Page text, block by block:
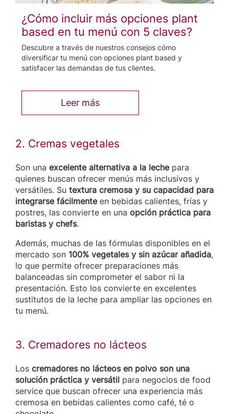
¿Cómo incluir más opciones plant
based en tu menú con 5 claves?
Descubre a través de nuestros consejos cómo
diversificar tu menú con opciones plant based y
satisfacer las demandas de tus clientes.
Leer más
2. Cremas vegetales
Son una excelente alternativa a la lechepara
quienes buscan ofrecer menús más inclusivos y
versátiles. Su textura cremosa y su capacidad para
integrarse fácilmenteen bebidas calientes, frías y
postres, las convierte en una opción práctica para
baristas y chefs.
Además, muchas de las fórmulas disponibles en el
mercado son 100% vegetales y sin azúcar añadida,
lo que permite ofrecer preparaciones más
balanceadas sin comprometer el sabor ni la
presentación. Esto los convierte en excelentes
sustitutos de la leche para ampliar las opciones en
tu menú.
3. Cremadores no lácteos
Los cremadores no lácteos en polvo son una
solución práctica y versátil para negocios de food
service que buscan ofrecer una experiencia más
cremosa en bebidas calientes como café, té o